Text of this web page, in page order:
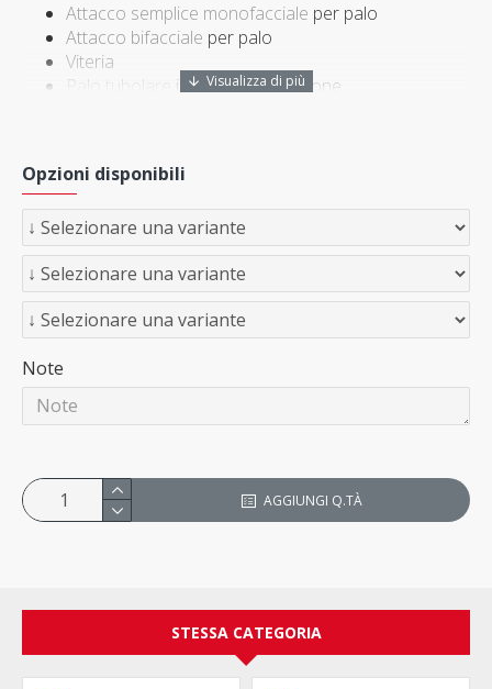
Attacco semplice monofacciale per palo
Attacco bifacciale per palo
Viteria
Palo tubolare
in ferro antirotazione
Opzioni disponibili
Note
AGGIUNGI Q.TÀ
STESSA CATEGORIA